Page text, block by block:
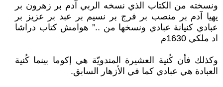
ونسخته من الكتاب الذي نسخه الربي آدم بر زهرون بر
يهيا آدم بر منصب بر فرج بر نسيم بر عبد بر عزيز بر
عبادي كنيانة عبادي ونسخها من ..” هوامش كتاب دراشا
اد ملكي 1630م
وكذلك فأن كُنية العشيرة المندويّة هي إكوما بينما كُنية
العبادة هي عبادي كما في الأزهار السابق.